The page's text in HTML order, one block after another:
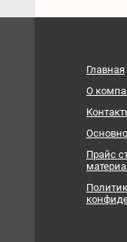
Главная
О
Прайс